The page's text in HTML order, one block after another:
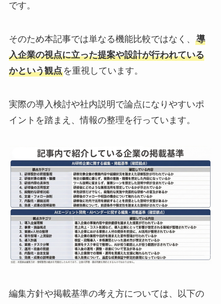
です。
そのため本記事では単なる機能比較ではなく、 導
入企業の視点に立った提案や設計が行われている
かという観点を重視しています。
実際の導入検討や社内説明で論点になりやすいポ
イントを踏まえ、情報の整理を行っています。
編集方針や掲載基準の考え方については、以下の